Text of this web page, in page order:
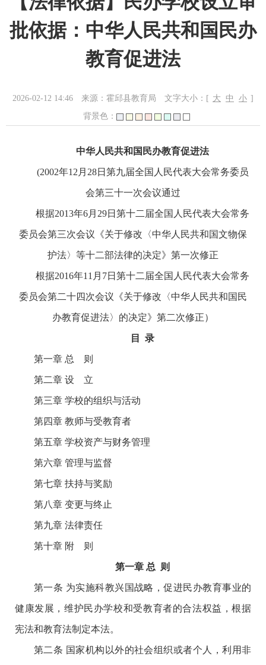
批依据：中华人民共和国民办
教育促进法
2026-02-12 14:46 来源：霍邱县教育局 文字大小：[ 大 中 小 ]
背景色：
中华人民共和国民办教育促进法
(2002年12月28日第九届全国人民代表大会常务委员
会第三十一次会议通过
根据2013年6月29日第十二届全国人民代表大会常务
委员会第三次会议《关于修改〈中华人民共和国文物保
护法〉等十二部法律的决定》第一次修正
根据2016年11月7日第十二届全国人民代表大会常务
委员会第二十四次会议《关于修改〈中华人民共和国民
办教育促进法〉的决定》第二次修正）
目 录
第一章 总 则
第二章 设 立
第三章 学校的组织与活动
第四章 教师与受教育者
第五章 学校资产与财务管理
第六章 管理与监督
第七章 扶持与奖励
第八章 变更与终止
第九章 法律责任
第十章 附 则
第一章 总 则
第一条 为实施科教兴国战略，促进民办教育事业的
健康发展，维护民办学校和受教育者的合法权益，根据
宪法和教育法制定本法。
第二条 国家机构以外的社会组织或者个人，利用非